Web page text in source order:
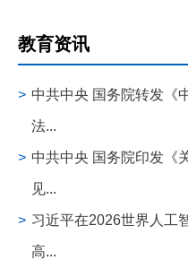
教育资讯
> 中共中央 国务院转发《
法...
> 中共中央 国务院印发《
见...
> 习近平在2026世界人工
高...